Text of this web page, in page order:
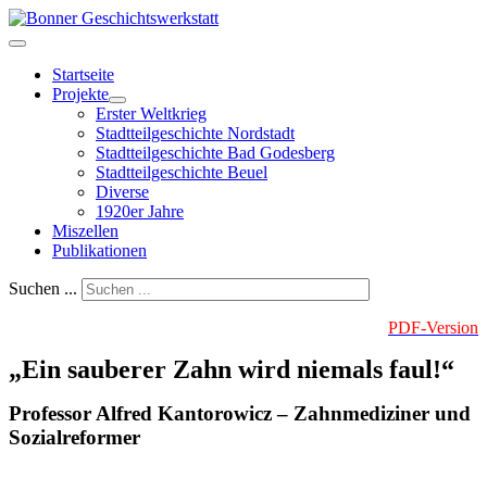
Startseite
Projekte
Erster Weltkrieg
Stadtteilgeschichte Nordstadt
Stadtteilgeschichte Bad Godesberg
Stadtteilgeschichte Beuel
Diverse
1920er Jahre
Miszellen
Publikationen
Suchen ...
PDF-Version
„Ein sauberer Zahn wird niemals faul!“
Professor Alfred Kantorowicz – Zahnmediziner und
Sozialreformer